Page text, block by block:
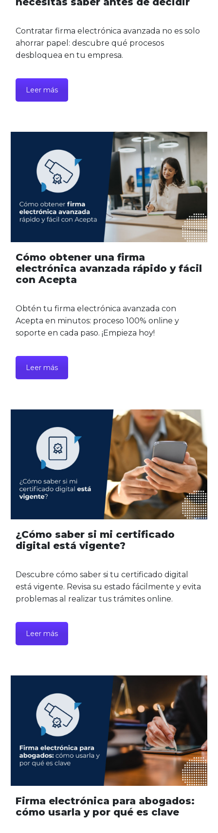
Contratar firma electrónica avanzada no es solo
ahorrar papel: descubre qué procesos
desbloquea en tu empresa.
Leer más
Cómo obtener una firma
electrónica avanzada rápido y fácil
con Acepta
Obtén tu firma electrónica avanzada con
Acepta en minutos: proceso 100% online y
soporte en cada paso. ¡Empieza hoy!
Leer más
¿Cómo saber si mi certificado
digital está vigente?
Descubre cómo saber si tu certificado digital
está vigente. Revisa su estado fácilmente y evita
problemas al realizar tus trámites online.
Leer más
Firma electrónica para abogados:
cómo usarla y por qué es clave